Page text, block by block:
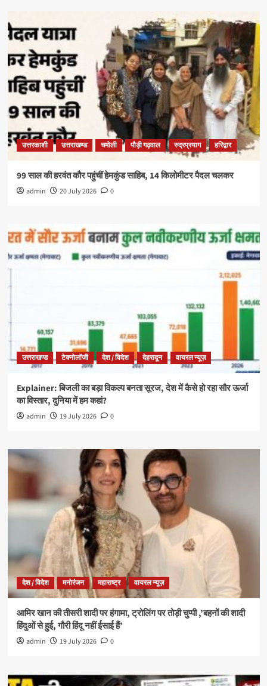
उत्तरकाशी उत्तराखण्ड चमोली पौड़ी गढ़वाल रुद्रप्रयाग हरिद्वार
99 साल की हरवंत कौर पहुंचीं हेमकुंड साहिब, 14 किलोमीटर पैदल चलकर
admin 20 July 2026 0
उत्तराखण्ड टेक्नोलॉजी देश / विदेश देहरादून वायरल न्यूज़
Explainer: बिजली का बड़ा विकल्प बनता सूरज, देश में कैसे हो रहा सौर ऊर्जा
का विस्तार, दुनिया में हम कहां?
admin 19 July 2026 0
देश / विदेश मनोरंजन महाराष्ट्र वायरल न्यूज़
आमिर खान की तीसरी शादी पर हंगामा, ट्रोलिंग पर तोड़ी चुप्पी ,’बहनों की शादी
हिंदुओं से हुई, गौरी हिंदू नहीं ईसाई हैं’
admin 19 July 2026 0